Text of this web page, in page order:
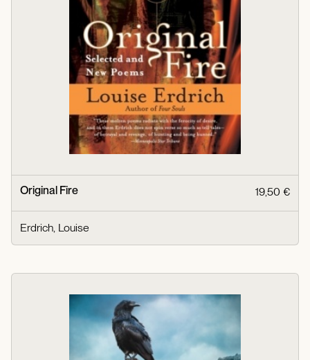
Original Fire 19,50 €
Erdrich, Louise